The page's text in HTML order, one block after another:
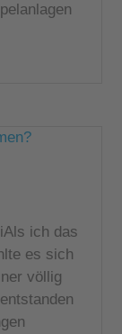
ich das
es sich
völlig